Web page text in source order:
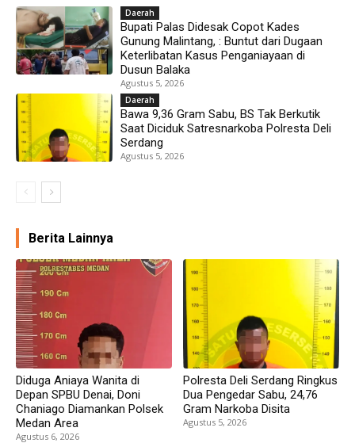
Daerah
Bupati Palas Didesak Copot Kades
Gunung Malintang, : Buntut dari Dugaan
Keterlibatan Kasus Penganiayaan di
Dusun Balaka
Agustus 5, 2026
Daerah
Bawa 9,36 Gram Sabu, BS Tak Berkutik
Saat Diciduk Satresnarkoba Polresta Deli
Serdang
Agustus 5, 2026
Berita Lainnya
Diduga Aniaya Wanita di
Depan SPBU Denai, Doni
Chaniago Diamankan Polsek
Medan Area
Agustus 6, 2026
Polresta Deli Serdang Ringkus
Dua Pengedar Sabu, 24,76
Gram Narkoba Disita
Agustus 5, 2026